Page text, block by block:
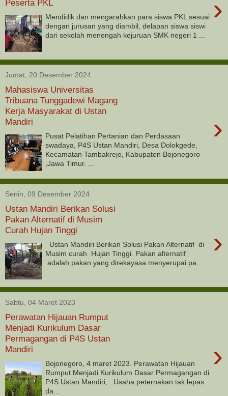
Peserta PKL
›
Mendidik dan mengarahkan para siswa PKL sesuai
dengan jurusan yang diambil, delapan siswa siswi
dari sekolah menengah kejuruan SMK negeri 1 ...
Jumat, 20 Desember 2024
Mahasiswa Universitas
Tribuana Tunggadewi Magang
Kerja Masyarakat di Ustan
Mandiri
›
Pusat Pelatihan Pertanian dan Perdasaan
swadaya, P4S Ustan Mandiri, Desa Dolokgede,
Kecamatan Tambakrejo, Kabupaten Bojonegoro
,Jawa Timur. ...
Senin, 09 Desember 2024
Ustan Mandiri Berikan Solusi
Pakan Alternatif di Musim
Curah Hujan Tinggi
›
Ustan Mandiri Berikan Solusi Pakan Alternatif di
Musim curah Hujan Tinggi. Pakan alternatif
adalah pakan yang direkayasa menyerupai pa...
Sabtu, 04 Maret 2023
Perawatan Hijauan Rumput
Menjadi Kurikulum Dasar
Permagangan di P4S Ustan
Mandiri
›
Bojonegoro, 4 maret 2023. Perawatan Hijauan
Rumput Menjadi Kurikulum Dasar Permagangan di
P4S Ustan Mandiri, Usaha peternakan tak lepas
da...